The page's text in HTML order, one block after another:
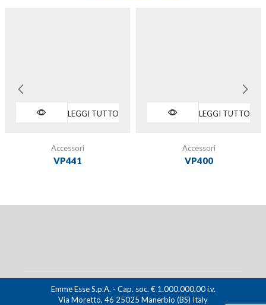
LEGGI TUTTO
Accessori
VP441
LEGGI TUTTO
Accessori
VP400
Emme Esse S.p.A. - Cap. soc. € 1.000.000,00 i.v.
Via Moretto, 46 25025 Manerbio (BS) Italy